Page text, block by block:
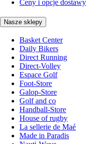
Ceny i opcje dostawy
Nasze sklepy
Basket Center
Daily Bikers
Direct Running
Direct-Volley
Espace Golf
Foot-Store
Galop-Store
Golf and co
Handball-Store
House of rugby
La sellerie de Maé
Made in Paradis